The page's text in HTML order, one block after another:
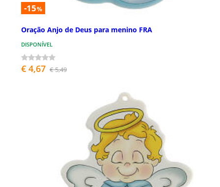
-15%
Oração Anjo de Deus para menino FRA
DISPONÍVEL
€ 4,67 € 5,49